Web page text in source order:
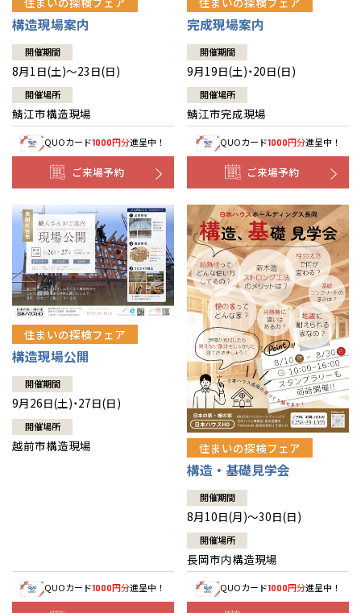
構造現場案内
開催期間
8月1日(土)～23日(日)
開催場所
鯖江市構造現場
QUOカード1000円分進呈中！
ご来場予約
完成現場案内
開催期間
9月19日(土)・20日(日)
開催場所
鯖江市完成現場
QUOカード1000円分進呈中！
ご来場予約
住まいの探検フェア
構造現場公開
開催期間
9月26日(土)・27日(日)
開催場所
越前市構造現場
QUOカード1000円分進呈中！
住まいの探検フェア
構造・基礎見学会
開催期間
8月10日(月)～30日(日)
開催場所
長岡市内構造現場
QUOカード1000円分進呈中！